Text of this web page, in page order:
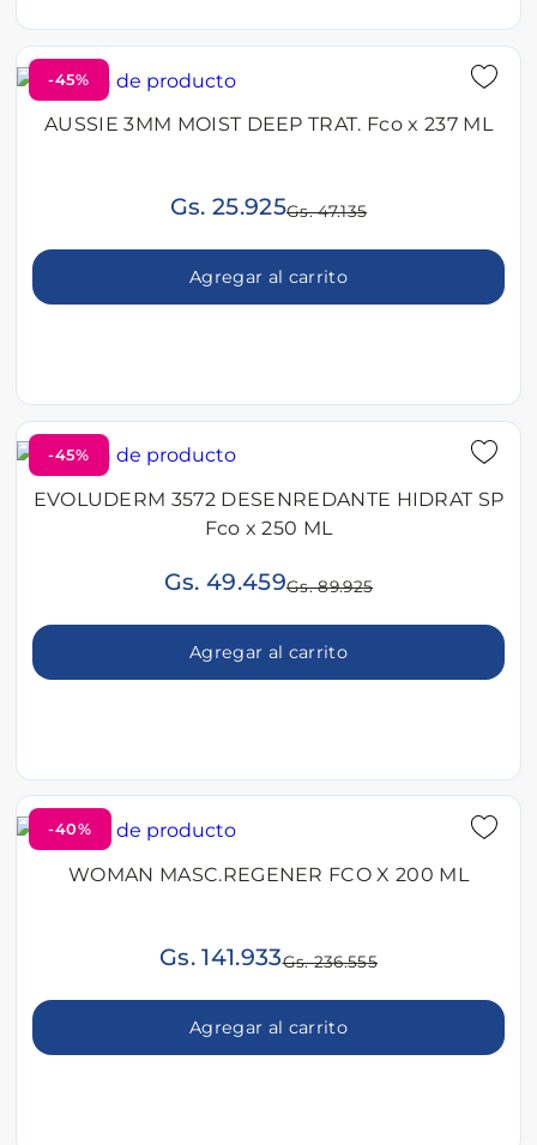
-45%
AUSSIE 3MM MOIST DEEP TRAT. Fco x 237 ML
Gs. 25.925Gs. 47.135
Agregar al carrito
-45%
EVOLUDERM 3572 DESENREDANTE HIDRAT SP
Fco x 250 ML
Gs. 49.459Gs. 89.925
Agregar al carrito
-40%
WOMAN MASC.REGENER FCO X 200 ML
Gs. 141.933Gs. 236.555
Agregar al carrito